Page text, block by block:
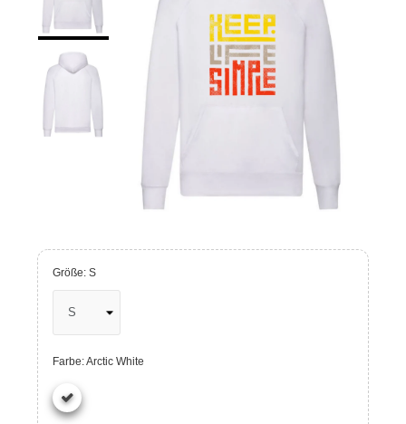
Größe: S
Farbe: Arctic White